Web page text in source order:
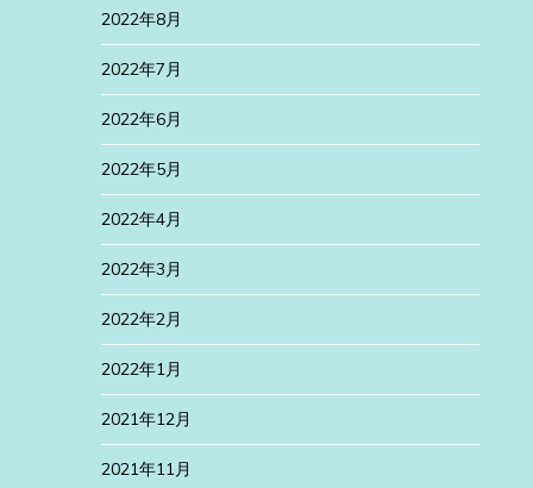
2022年8月
2022年7月
2022年6月
2022年5月
2022年4月
2022年3月
2022年2月
2022年1月
2021年12月
2021年11月